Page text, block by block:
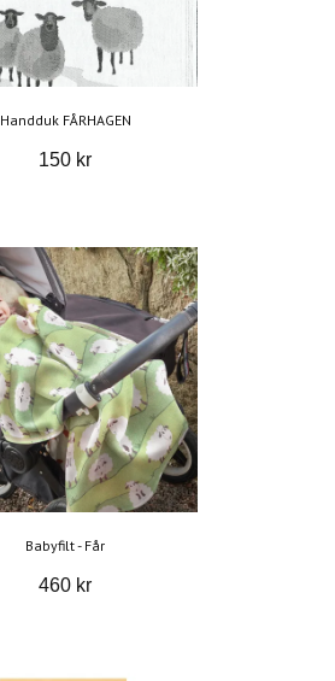
Handduk FÅRHAGEN
150 kr
Babyfilt - Får
460 kr